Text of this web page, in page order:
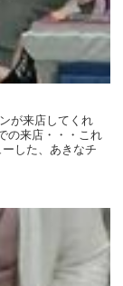
が来店してくれ
の来店・・・これ
した、あきなチ